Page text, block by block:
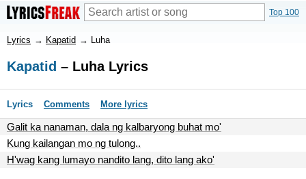
Top 100
Lyrics → Kapatid → Luha
Kapatid – Luha Lyrics
Lyrics Comments More lyrics
Galit ka nanaman, dala ng kalbaryong buhat mo'
Kung kailangan mo ng tulong..
H'wag kang lumayo nandito lang, dito lang ako'